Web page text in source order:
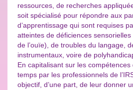
ressources, de recherches
soit spécialisé pour répondre aux
d’apprentissage qui sont requises
atteintes de déficiences
de l’ouïe), de troubles du langage,
instrumentaux, voire de
En capitalisant sur les
temps par les professionnels de
objectif, d’une part, de leur donner